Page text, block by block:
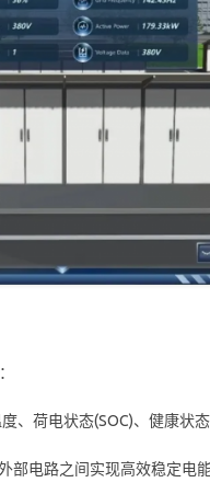
、荷电状态(SOC)、健康状
部电路之间实现高效稳定电